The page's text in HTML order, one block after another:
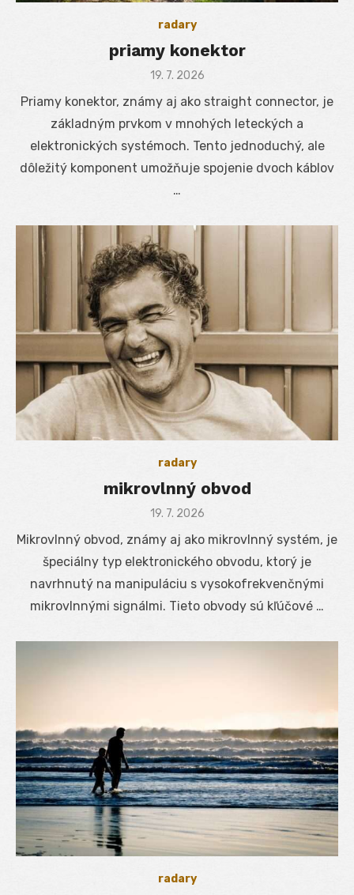
radary
priamy konektor
Posted
19. 7. 2026
Priamy konektor, známy aj ako straight connector, je
základným prvkom v mnohých leteckých a
elektronických systémoch. Tento jednoduchý, ale
dôležitý komponent umožňuje spojenie dvoch káblov
…
radary
mikrovlnný obvod
Posted
19. 7. 2026
Mikrovlnný obvod, známy aj ako mikrovlnný systém, je
špeciálny typ elektronického obvodu, ktorý je
navrhnutý na manipuláciu s vysokofrekvenčnými
mikrovlnnými signálmi. Tieto obvody sú kľúčové …
radary